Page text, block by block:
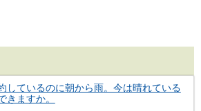
しているのに朝から雨。今は晴れている
きますか。